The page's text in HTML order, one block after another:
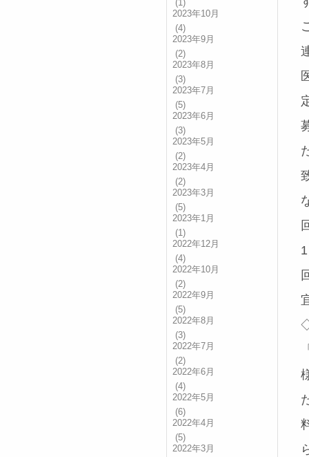
(1)
2023年10月
(4)
2023年9月
(2)
2023年8月
(3)
2023年7月
(5)
2023年6月
(3)
2023年5月
(2)
2023年4月
(2)
2023年3月
(5)
2023年1月
(1)
2022年12月
(4)
2022年10月
(2)
2022年9月
(5)
2022年8月
(3)
2022年7月
(2)
2022年6月
(4)
2022年5月
(6)
2022年4月
(5)
2022年3月